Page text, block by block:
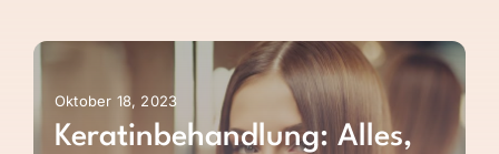
Oktober 18, 2023
Keratinbehandlung: Alles,